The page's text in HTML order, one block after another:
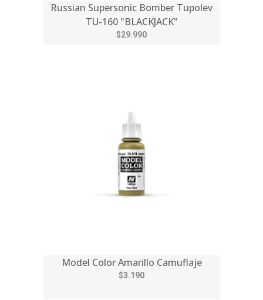
Russian Supersonic Bomber Tupolev
TU-160 "BLACKJACK"
$29.990
Model Color Amarillo Camuflaje
$3.190